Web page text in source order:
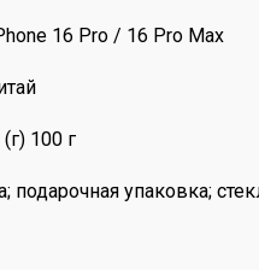
16 Pro / 16 Pro Max
100 г
подарочная упаковка;